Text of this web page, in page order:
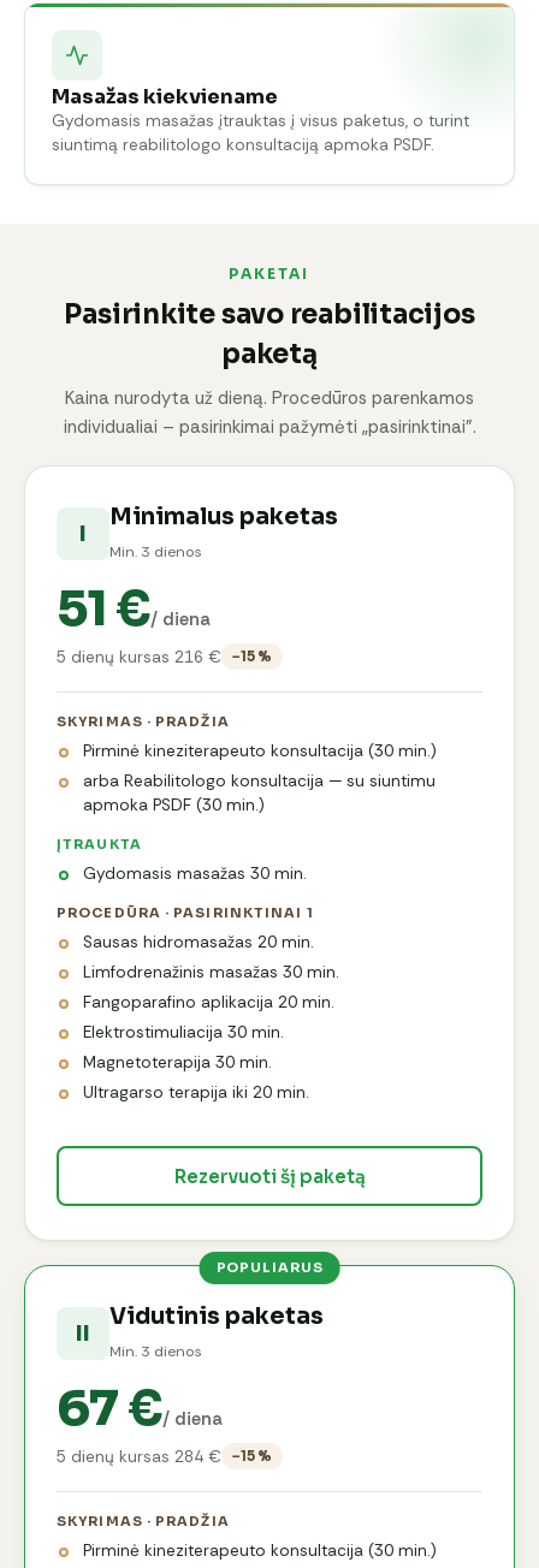
Masažas kiekviename
Gydomasis masažas įtrauktas į visus paketus, o turint
siuntimą reabilitologo konsultaciją apmoka PSDF.
PAKETAI
Pasirinkite savo reabilitacijos
paketą
Kaina nurodyta už dieną. Procedūros parenkamos
individualiai – pasirinkimai pažymėti „pasirinktinai".
I
Minimalus paketas
Min. 3 dienos
51 €/ diena
5 dienų kursas 216 € −15 %
SKYRIMAS · PRADŽIA
Pirminė kineziterapeuto konsultacija (30 min.)
arba Reabilitologo konsultacija — su siuntimu
apmoka PSDF (30 min.)
ĮTRAUKTA
Gydomasis masažas 30 min.
PROCEDŪRA · PASIRINKTINAI 1
Sausas hidromasažas 20 min.
Limfodrenažinis masažas 30 min.
Fangoparafino aplikacija 20 min.
Elektrostimuliacija 30 min.
Magnetoterapija 30 min.
Ultragarso terapija iki 20 min.
Rezervuoti šį paketą
POPULIARUS
II
Vidutinis paketas
Min. 3 dienos
67 €/ diena
5 dienų kursas 284 € −15 %
SKYRIMAS · PRADŽIA
Pirminė kineziterapeuto konsultacija (30 min.)